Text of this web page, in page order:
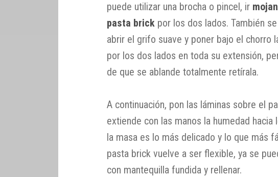
puede utilizar una brocha o pincel, ir
pasta brick por los dos lados. También
abrir el grifo suave y poner bajo el chorro
por los dos lados en toda su extensión,
de que se ablande totalmente retírala.
A continuación, pon las láminas sobre el
extiende con las manos la humedad
la masa es lo más delicado y lo que más
pasta brick vuelve a ser flexible, ya se
con mantequilla fundida y rellenar.